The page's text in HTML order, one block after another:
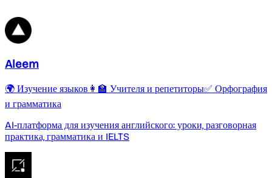
Aleem
🌍 Изучение языков 👩‍🏫 Учителя и репетиторы✅ Орфография
и грамматика
AI-платформа для изучения английского: уроки, разговорная
практика, грамматика и IELTS